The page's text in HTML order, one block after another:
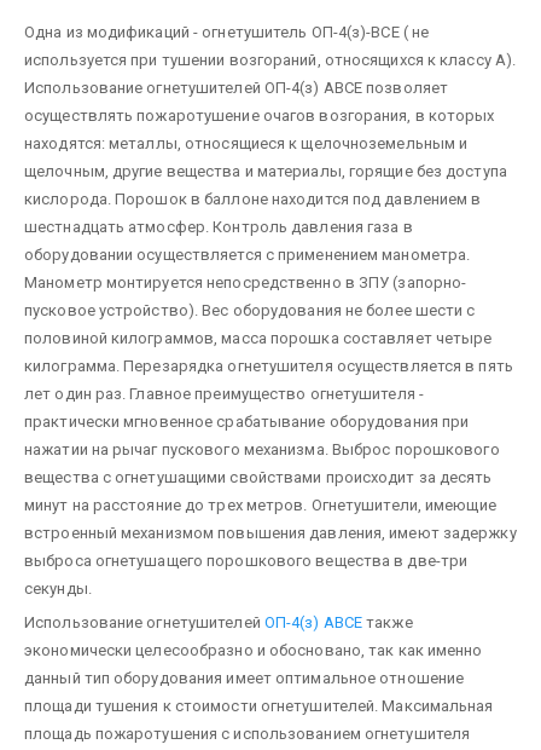
Одна из модификаций - огнетушитель ОП-4(з)-ВСЕ ( не
используется при тушении возгораний, относящихся к классу А).
Использование огнетушителей ОП-4(з) АВСЕ позволяет
осуществлять пожаротушение очагов возгорания, в которых
находятся: металлы, относящиеся к щелочноземельным и
щелочным, другие вещества и материалы, горящие без доступа
кислорода. Порошок в баллоне находится под давлением в
шестнадцать атмосфер. Контроль давления газа в
оборудовании осуществляется с применением манометра.
Манометр монтируется непосредственно в ЗПУ (запорно-
пусковое устройство). Вес оборудования не более шести с
половиной килограммов, масса порошка составляет четыре
килограмма. Перезарядка огнетушителя осуществляется в пять
лет один раз. Главное преимущество огнетушителя -
практически мгновенное срабатывание оборудования при
нажатии на рычаг пускового механизма. Выброс порошкового
вещества с огнетушащими свойствами происходит за десять
минут на расстояние до трех метров. Огнетушители, имеющие
встроенный механизмом повышения давления, имеют задержку
выброса огнетушащего порошкового вещества в две-три
секунды.
Использование огнетушителей ОП-4(з) АВСЕтакже
экономически целесообразно и обосновано, так как именно
данный тип оборудования имеет оптимальное отношение
площади тушения к стоимости огнетушителей. Максимальная
площадь пожаротушения с использованием огнетушителя